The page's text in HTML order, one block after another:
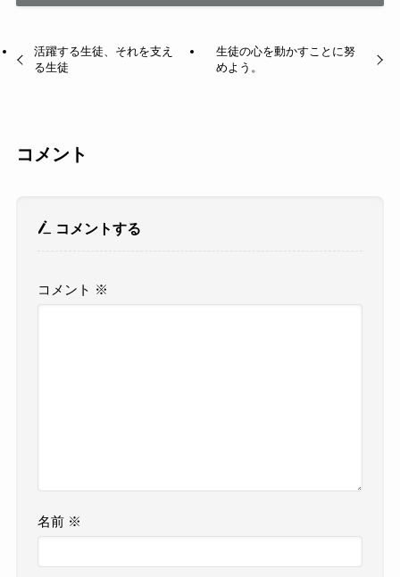
活躍する生徒、それを支え
る生徒
生徒の心を動かすことに努
めよう。
コメント
コメントする
コメント ※
名前 ※